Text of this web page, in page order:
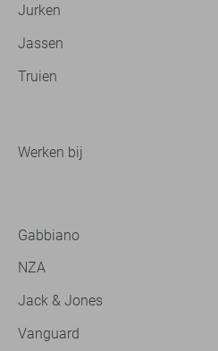
Jurken
Jassen
Truien
Werken bij
Gabbiano
NZA
Jack & Jones
Vanguard